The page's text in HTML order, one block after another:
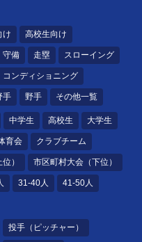
け 高校生向け
守備 走塁 スローイング
コンディショニング
手 野手 その他一覧
中学生 高校生 大学生
育会 クラブチーム
） 市区町村大会（下位）
31-40人 41-50人
投手（ピッチャー）